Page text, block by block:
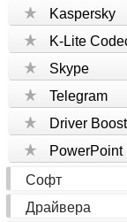
Kaspersky
K-Lite
Skype
Telegram
Driver
PowerPoint
Софт
Драйвера